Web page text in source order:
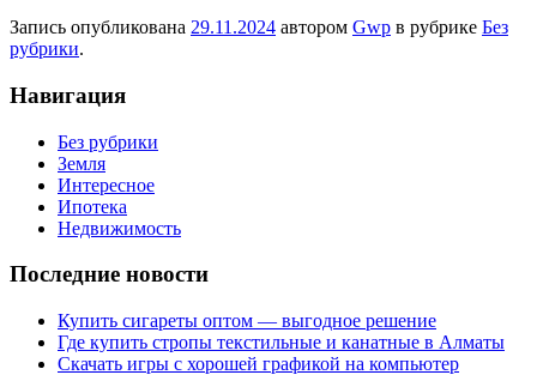
Запись опубликована 29.11.2024 автором Gwp в рубрике Без
рубрики.
Навигация
Без рубрики
Земля
Интересное
Ипотека
Недвижимость
Последние новости
Купить сигареты оптом — выгодное решение
Где купить стропы текстильные и канатные в Алматы
Скачать игры с хорошей графикой на компьютер